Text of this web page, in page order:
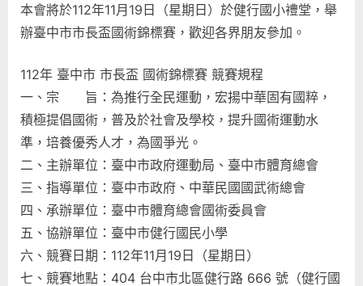
本會將於112年11月19日（星期日）於健行國小禮堂，舉
辦臺中市市長盃國術錦標賽，歡迎各界朋友參加。
112年 臺中市 市長盃 國術錦標賽 競賽規程
一、宗 旨：為推行全民運動，宏揚中華固有國粹，
積極提倡國術，普及於社會及學校，提升國術運動水
準，培養優秀人才，為國爭光。
二、主辦單位：臺中市政府運動局、臺中市體育總會
三、指導單位：臺中市政府、中華民國國武術總會
四、承辦單位：臺中市體育總會國術委員會
五、協辦單位：臺中市健行國民小學
六、競賽日期：112年11月19日（星期日）
七、競賽地點：404 台中市北區健行路 666 號（健行國